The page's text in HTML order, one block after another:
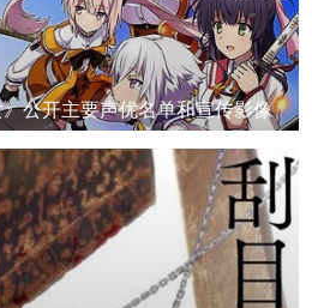
公开主要声优名单和宣传影像